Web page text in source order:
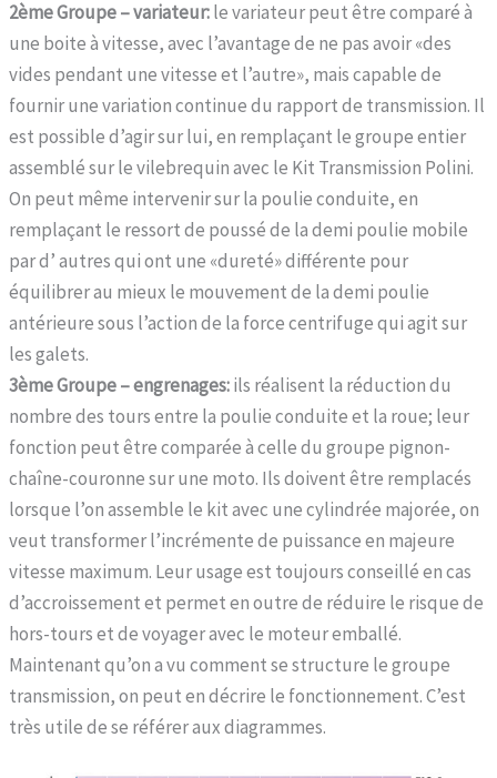
2ème Groupe – variateur:le variateur peut être comparé à
une boite à vitesse, avec l’avantage de ne pas avoir «des
vides pendant une vitesse et l’autre», mais capable de
fournir une variation continue du rapport de transmission. Il
est possible d’agir sur lui, en remplaçant le groupe entier
assemblé sur le vilebrequin avec le Kit Transmission Polini.
On peut même intervenir sur la poulie conduite, en
remplaçant le ressort de poussé de la demi poulie mobile
par d’ autres qui ont une «dureté» différente pour
équilibrer au mieux le mouvement de la demi poulie
antérieure sous l’action de la force centrifuge qui agit sur
les galets.
3ème Groupe – engrenages:ils réalisent la réduction du
nombre des tours entre la poulie conduite et la roue; leur
fonction peut être comparée à celle du groupe pignon-
chaîne-couronne sur une moto. Ils doivent être remplacés
lorsque l’on assemble le kit avec une cylindrée majorée, on
veut transformer l’incrémente de puissance en majeure
vitesse maximum. Leur usage est toujours conseillé en cas
d’accroissement et permet en outre de réduire le risque de
hors-tours et de voyager avec le moteur emballé.
Maintenant qu’on a vu comment se structure le groupe
transmission, on peut en décrire le fonctionnement. C’est
très utile de se référer aux diagrammes.